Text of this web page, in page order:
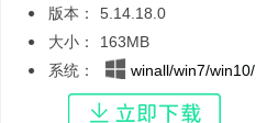
版本：
5.14.18.0
大小：
163MB
系统：
winall/win7/win10/win11